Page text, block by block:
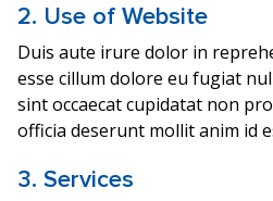
2. Use of Website
Duis aute irure dolor in
esse cillum dolore eu fugiat
sint occaecat cupidatat non
officia deserunt mollit anim id
3. Services